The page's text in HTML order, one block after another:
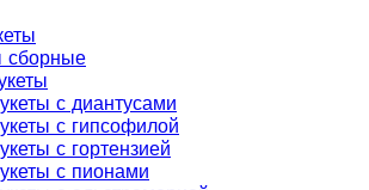
сборные
с диантусами
с гипсофилой
с гортензией
с пионами